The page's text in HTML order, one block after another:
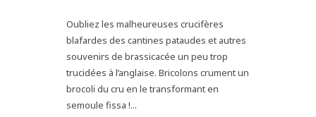
Oubliez les malheureuses crucifères
blafardes des cantines pataudes et autres
souvenirs de brassicacée un peu trop
trucidées à l’anglaise. Bricolons crument un
brocoli du cru en le transformant en
semoule fissa !...